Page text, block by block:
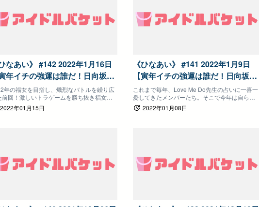
ひなあい》 #142 2022年1月16日
寅年イチの強運は誰だ！日向坂46
決定戦！（後半）】日向坂で会
しょう
年の福女を目指し、熾烈なバトルを繰り広
前回！激しいトラゲームを勝ち抜き福女に
れるのは誰だ！
2022年01月15日
《ひなあい》 #141 2022年1月9日
【寅年イチの強運は誰だ！日向坂46
福女決定戦！（前半）】日向坂で会
いましょう
これまで毎年、Love Me Do先生の占いに一喜一
憂してきたメンバーたち。そこで今年は自らの
手で運を切り開いてもらうべく、干支である虎
にまつわるゲームで対決し、見事勝ち残ったメ
2022年01月08日